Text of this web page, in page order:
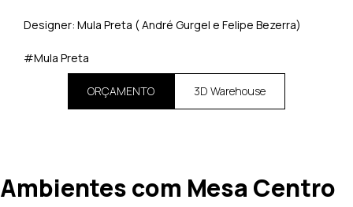
Designer: Mula Preta ( André Gurgel e Felipe Bezerra)
#Mula Preta
ORÇAMENTO 3D Warehouse
Ambientes com Mesa Centro